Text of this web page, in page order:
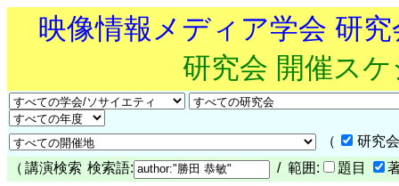
映像情報メディア学会 研
研究会 開催ス
（
研究
（ 講演検索 検索語: / 範囲: 題目